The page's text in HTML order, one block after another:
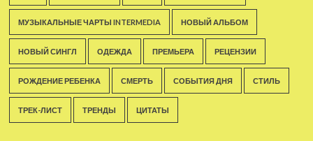
МУЗЫКАЛЬНЫЕ ЧАРТЫ INTERMEDIA НОВЫЙ АЛЬБОМ
НОВЫЙ СИНГЛ ОДЕЖДА ПРЕМЬЕРА РЕЦЕНЗИИ
РОЖДЕНИЕ РЕБЕНКА СМЕРТЬ СОБЫТИЯ ДНЯ СТИЛЬ
ТРЕК-ЛИСТ ТРЕНДЫ ЦИТАТЫ